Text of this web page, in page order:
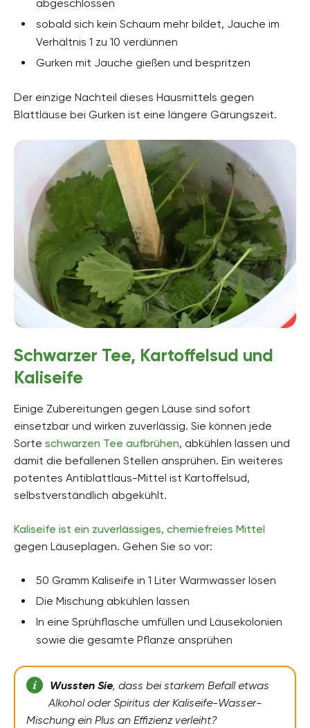
abgeschlossen
sobald sich kein Schaum mehr bildet, Jauche im
Verhältnis 1 zu 10 verdünnen
Gurken mit Jauche gießen und bespritzen
Der einzige Nachteil dieses Hausmittels gegen
Blattläuse bei Gurken ist eine längere Gärungszeit.
Schwarzer Tee, Kartoffelsud und
Kaliseife
Einige Zubereitungen gegen Läuse sind sofort
einsetzbar und wirken zuverlässig. Sie können jede
Sorte schwarzen Tee aufbrühen, abkühlen lassen und
damit die befallenen Stellen ansprühen. Ein weiteres
potentes Antiblattlaus-Mittel ist Kartoffelsud,
selbstverständlich abgekühlt.
Kaliseife ist ein zuverlässiges, chemiefreies Mittel
gegen Läuseplagen. Gehen Sie so vor:
50 Gramm Kaliseife in 1 Liter Warmwasser lösen
Die Mischung abkühlen lassen
In eine Sprühflasche umfüllen und Läusekolonien
sowie die gesamte Pflanze ansprühen
Wussten Sie, dass bei starkem Befall etwas
Alkohol oder Spiritus der Kaliseife-Wasser-
Mischung ein Plus an Effizienz verleiht?